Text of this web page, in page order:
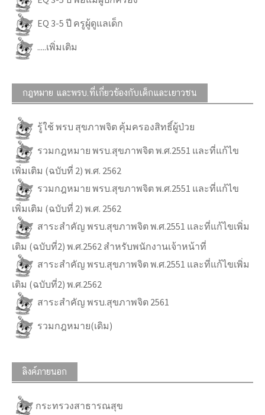
EQ 3-5 ปี ครูผู้ดูแลเด็ก
.....เพิ่มเติม
กฎหมาย และพรบ.ที่เกี่ยวข้องกับเด็กและเยาวชน
รู้ใช้ พรบ สุขภาพจิต คุ้มครองสิทธิ์ผู้ป่วย
รวมกฎหมาย พรบ.สุขภาพจิต พ.ศ.2551 และที่แก้ไข
เพิ่มเติม (ฉบับที่ 2) พ.ศ. 2562
รวมกฎหมาย พรบ.สุขภาพจิต พ.ศ.2551 และที่แก้ไข
เพิ่มเติม (ฉบับที่ 2) พ.ศ. 2562
สาระสำคัญ พรบ.สุขภาพจิต พ.ศ.2551 และที่แก้ไขเพิ่ม
เติม (ฉบับที่2) พ.ศ.2562 สำหรับพนักงานเจ้าหน้าที่
สาระสำคัญ พรบ.สุขภาพจิต พ.ศ.2551 และที่แก้ไขเพิ่ม
เติม (ฉบับที่2) พ.ศ.2562
สาระสำคัญ พรบ.สุขภาพจิต 2561
รวมกฎหมาย(เดิม)
ลิงค์ภายนอก
กระทรวงสาธารณสุข